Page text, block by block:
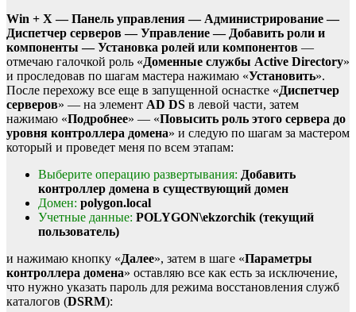
Win + X — Панель управления — Администрирование —
Диспетчер серверов — Управление — Добавить роли и
компоненты — Установка ролей или компонентов —
отмечаю галочкой роль «Доменные службы Active Directory»
и проследовав по шагам мастера нажимаю «Установить».
После перехожу все еще в запущенной оснастке «Диспетчер
серверов» — на элемент AD DS в левой части, затем
нажимаю «Подробнее» — «Повысить роль этого сервера до
уровня контроллера домена» и следую по шагам за мастером
который и проведет меня по всем этапам:
Выберите операцию развертывания: Добавить
контроллер домена в существующий домен
Домен: polygon.local
Учетные данные: POLYGON\ekzorchik (текущий
пользователь)
и нажимаю кнопку «Далее», затем в шаге «Параметры
контроллера домена» оставляю все как есть за исключение,
что нужно указать пароль для режима восстановления служб
каталогов (DSRM):